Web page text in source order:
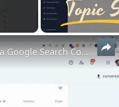
Url canonique c'est quoi - Comment les vérifier avec la Google Search Console